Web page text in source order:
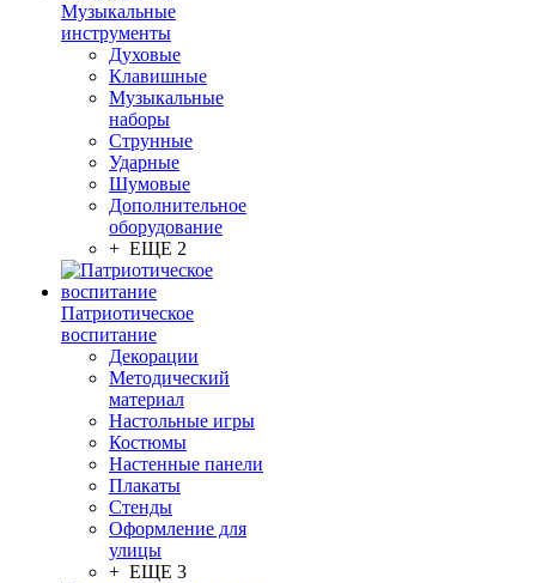
Музыкальные
инструменты
Духовые
Клавишные
Музыкальные
наборы
Струнные
Ударные
Шумовые
Дополнительное
оборудование
+ ЕЩЕ 2
Патриотическое
воспитание
Декорации
Методический
материал
Настольные игры
Костюмы
Настенные панели
Плакаты
Стенды
Оформление для
улицы
+ ЕЩЕ 3